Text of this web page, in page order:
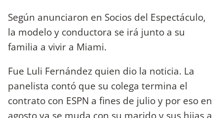
Según anunciaron en Socios del Espectáculo,
la modelo y conductora se irá junto a su
familia a vivir a Miami.
Fue Luli Fernández quien dio la noticia. La
panelista contó que su colega termina el
contrato con ESPN a fines de julio y por eso en
agosto ya se muda con su marido y sus hijas a